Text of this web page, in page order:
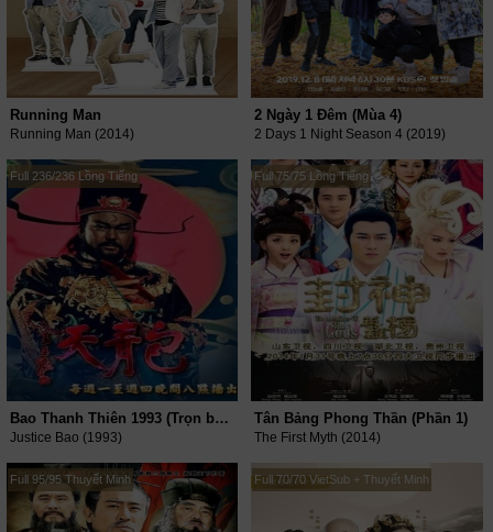
Running Man
Running Man (2014)
2 Ngày 1 Đêm (Mùa 4)
2 Days 1 Night Season 4 (2019)
Full 236/236 Lồng Tiếng
Bao Thanh Thiên 1993 (Trọn bộ 10 Phần)
Justice Bao (1993)
Full 75/75 Lồng Tiếng
Tân Bảng Phong Thần (Phần 1)
The First Myth (2014)
Full 95/95 Thuyết Minh Full 70/70 VietSub + Thuyết Minh